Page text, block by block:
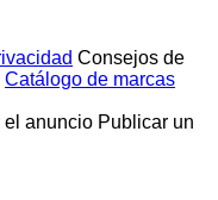
Consejos de
Catálogo de marcas
el anuncio Publicar un